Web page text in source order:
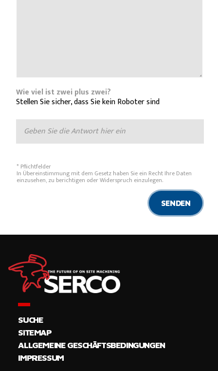
Wie viel ist zwei plus zwei?
Stellen Sie sicher, dass Sie kein Roboter sind
* Pflichtfelder
In Übereinstimmung mit dem Gesetz haben Sie ein Recht Ihre Daten
einzusehen, zu berichtigen oder Widerspruch einzulegen.
SENDEN
SUCHE
SITEMAP
ALLGEMEINE GESCHÄFTSBEDINGUNGEN
IMPRESSUM